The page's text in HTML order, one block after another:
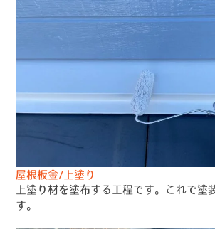
屋根板金/上塗り
上塗り材を塗布する工程です。これで塗
す。